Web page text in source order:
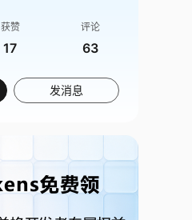
获赞
17
评论
63
发消息